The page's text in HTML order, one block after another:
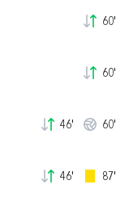
60'
60'
46' 60'
46' 87'